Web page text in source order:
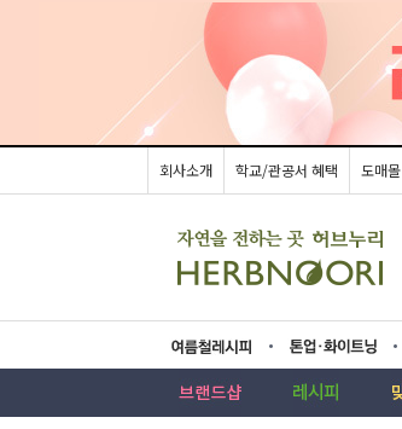
회사소개 학교/관공서 혜택 도매몰
름레시피 업·화이트닝